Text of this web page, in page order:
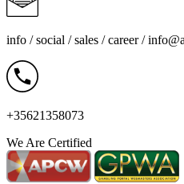
info / social / sales / career /
+35621358073
We Are Certified